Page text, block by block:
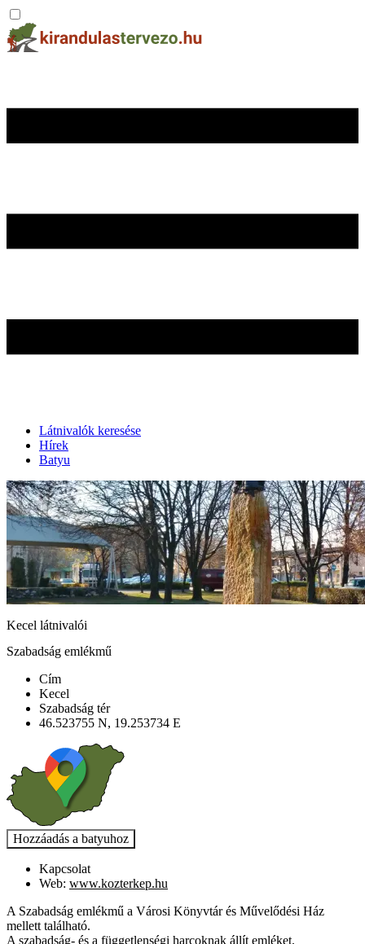
Látnivalók keresése
Hírek
Batyu
Kecel látnivalói
Szabadság emlékmű
Cím
Kecel
Szabadság tér
46.523755 N, 19.253734 E
Kapcsolat
Web: www.kozterkep.hu
A Szabadság emlékmű a Városi Könyvtár és Művelődési Ház
mellett található.
A szabadság- és a függetlenségi harcoknak állít emléket.